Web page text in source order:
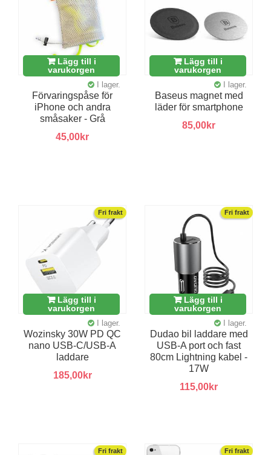
Lägg till i
varukorgen
I lager.
Förvaringspåse för
iPhone och andra
småsaker - Grå
45,00kr
Lägg till i
varukorgen
I lager.
Baseus magnet med
läder för smartphone
85,00kr
Fri frakt
Lägg till i
varukorgen
I lager.
Wozinsky 30W PD QC
nano USB-C/USB-A
laddare
185,00kr
Fri frakt
Lägg till i
varukorgen
I lager.
Dudao bil laddare med
USB-A port och fast
80cm Lightning kabel -
17W
115,00kr
Fri frakt Fri frakt